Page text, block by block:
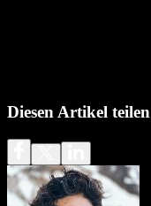
Diesen Artikel teilen